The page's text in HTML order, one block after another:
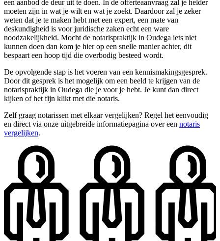
een aanbod de deur uit te doen. In de offerteaanvraag zal je helder
moeten zijn in wat je wilt en wat je zoekt. Daardoor zal je zeker
weten dat je te maken hebt met een expert, een mate van
deskundigheid is voor juridische zaken echt een ware
noodzakelijkheid. Mocht de notarispraktijk in Oudega iets niet
kunnen doen dan kom je hier op een snelle manier achter, dit
bespaart een hoop tijd die overbodig besteed wordt.
De opvolgende stap is het voeren van een kennismakingsgesprek.
Door dit gesprek is het mogelijk om een beeld te krijgen van de
notarispraktijk in Oudega die je voor je hebt. Je kunt dan direct
kijken of het fijn klikt met die notaris.
Zelf graag notarissen met elkaar vergelijken? Regel het eenvoudig
en direct via onze uitgebreide informatiepagina over een notaris
vergelijken.